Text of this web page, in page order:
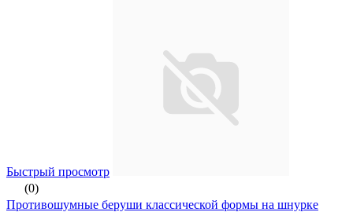
Быстрый просмотр
(0)
Противошумные беруши классической формы на шнурке